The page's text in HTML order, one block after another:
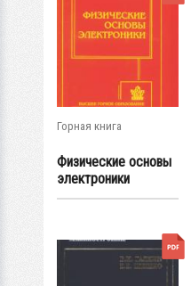
Горная книга
Физические основы
электроники